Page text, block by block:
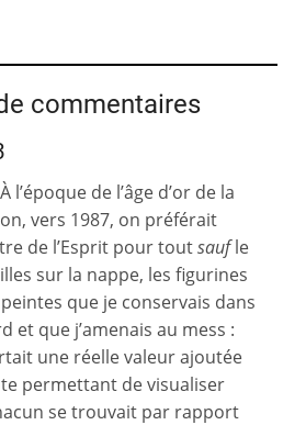
commentaires
l’époque de l’âge d’or de la
vers 1987, on préférait
de l’Esprit pour toutsaufle
sur la nappe, les figurines
que je conservais dans
et que j’amenais au mess :
une réelle valeur ajoutée
permettant de visualiser
se trouvait par rapport